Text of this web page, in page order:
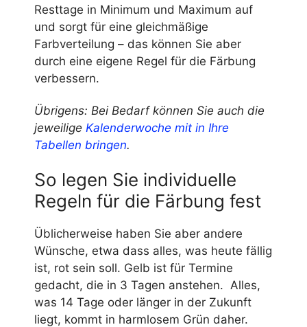
Resttage in Minimum und Maximum auf
und sorgt für eine gleichmäßige
Farbverteilung – das können Sie aber
durch eine eigene Regel für die Färbung
verbessern.
Übrigens: Bei Bedarf können Sie auch die
jeweilige Kalenderwoche mit in Ihre
Tabellen bringen.
So legen Sie individuelle
Regeln für die Färbung fest
Üblicherweise haben Sie aber andere
Wünsche, etwa dass alles, was heute fällig
ist, rot sein soll. Gelb ist für Termine
gedacht, die in 3 Tagen anstehen. Alles,
was 14 Tage oder länger in der Zukunft
liegt, kommt in harmlosem Grün daher.